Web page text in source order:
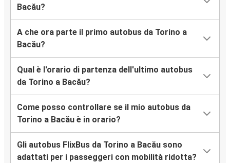
Bacău?
A che ora parte il primo autobus da Torino a
Bacău?
Qual è l'orario di partenza dell'ultimo autobus
da Torino a Bacău?
Come posso controllare se il mio autobus da
Torino a Bacău è in orario?
Gli autobus FlixBus da Torino a Bacău sono
adattati per i passeggeri con mobilità ridotta?